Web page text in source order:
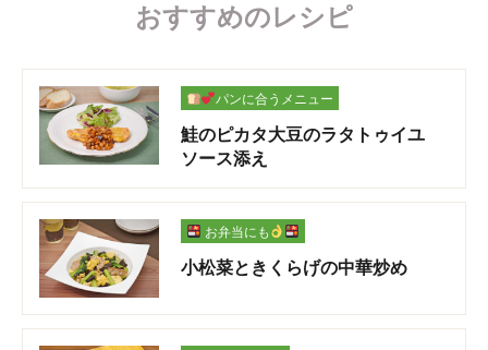
おすすめのレシピ
パンに合うメニュー
鮭のピカタ大豆のラタトゥイユ
ソース添え
お弁当にも
小松菜ときくらげの中華炒め